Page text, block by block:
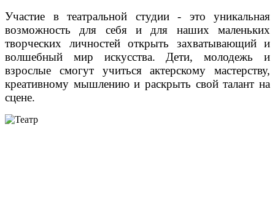
Участие в театральной студии - это уникальная
возможность для себя и для наших маленьких
творческих личностей открыть захватывающий и
волшебный мир искусства. Дети, молодежь и
взрослые смогут учиться актерскому мастерству,
креативному мышлению и раскрыть свой талант на
сцене.